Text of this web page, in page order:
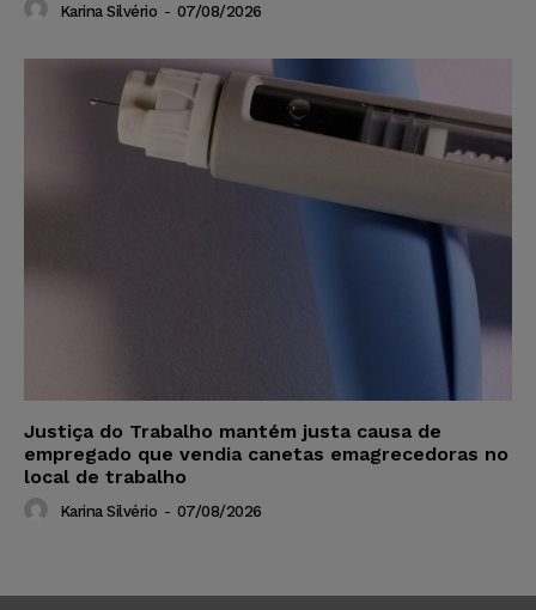
Karina Silvério - 07/08/2026
Justiça do Trabalho mantém justa causa de
empregado que vendia canetas emagrecedoras no
local de trabalho
Karina Silvério - 07/08/2026